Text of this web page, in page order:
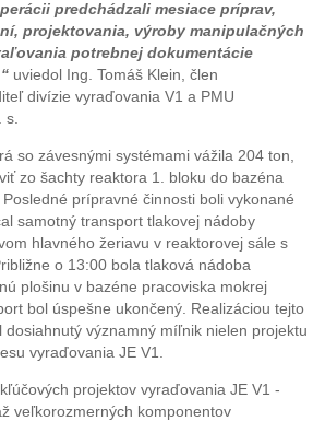
predchádzali mesiace príprav,
projektovania, výroby manipulačných
potrebnej dokumentácie
uviedol Ing. Tomáš Klein, člen
divízie vyraďovania V1 a PMU
s.
so závesnými systémami vážila 204 ton,
zo šachty reaktora 1. bloku do bazéna
prípravné činnosti boli vykonané
samotný transport tlakovej nádoby
hlavného žeriavu v reaktorovej sále s
o 13:00 bola tlaková nádoba
plošinu v bazéne pracoviska mokrej
bol úspešne ukončený. Realizáciou tejto
dosiahnutý významný míľnik nielen projektu
vyraďovania JE V1.
projektov vyraďovania JE V1 -
veľkorozmerných komponentov